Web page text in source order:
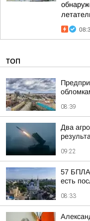
ТОП
08:39
Два
09:22
57 БПЛА
есть
08:33